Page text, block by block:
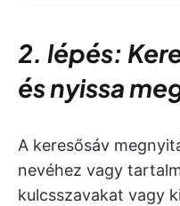
2. lépés:
és nyissa
A keresősáv
nevéhez vagy
kulcsszavakat vagy